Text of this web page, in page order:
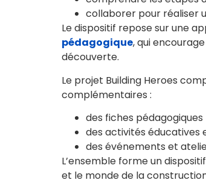
collaborer pour réaliser
Le dispositif repose sur une
pédagogique, qui
découverte.
Le projet Building Heroes
complémentaires :
des fiches
des activités éducatives
des événements et
L’ensemble forme un
et le monde de la